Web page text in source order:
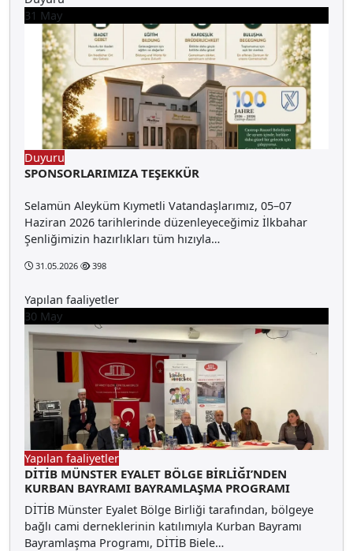
31 May
Duyuru
SPONSORLARIMIZA TEŞEKKÜR
Selamün Aleyküm Kıymetli Vatandaşlarımız, 05–07
Haziran 2026 tarihlerinde düzenleyeceğimiz İlkbahar
Şenliğimizin hazırlıkları tüm hızıyla…
31.05.2026 398
Yapılan faaliyetler
30 May
Yapılan faaliyetler
DİTİB MÜNSTER EYALET BÖLGE BİRLİĞI’NDEN
KURBAN BAYRAMI BAYRAMLAŞMA PROGRAMI
DİTİB Münster Eyalet Bölge Birliği tarafından, bölgeye
bağlı cami derneklerinin katılımıyla Kurban Bayramı
Bayramlaşma Programı, DİTİB Biele…